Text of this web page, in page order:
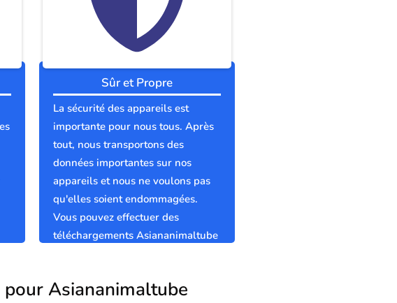
Sûr et Propre
La sécurité des appareils est
importante pour nous tous. Après
tout, nous transportons des
données importantes sur nos
appareils et nous ne voulons pas
qu'elles soient endommagées.
Vous pouvez effectuer des
téléchargements Asiananimaltube
Asiananimaltube